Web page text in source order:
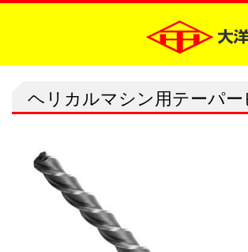
ヘリカルマシン用テーパ